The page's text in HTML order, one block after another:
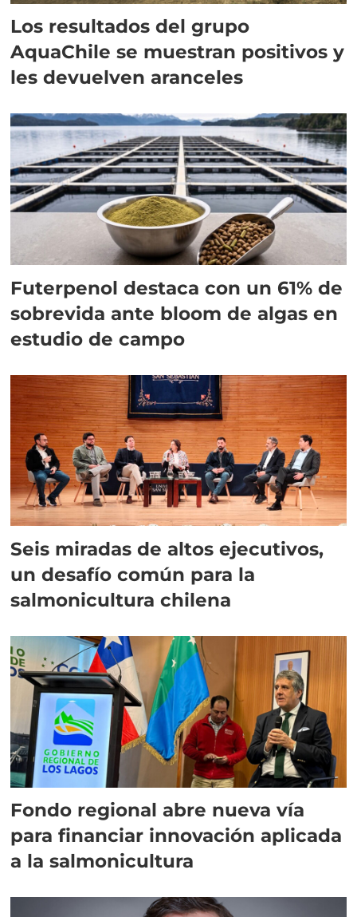
Los resultados del grupo
AquaChile se muestran positivos y
les devuelven aranceles
Futerpenol destaca con un 61% de
sobrevida ante bloom de algas en
estudio de campo
Seis miradas de altos ejecutivos,
un desafío común para la
salmonicultura chilena
Fondo regional abre nueva vía
para financiar innovación aplicada
a la salmonicultura